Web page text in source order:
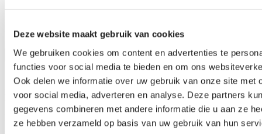
Deze website maakt gebruik van cookies
We gebruiken cookies om content en advertenties te
functies voor social media te bieden en om ons
Ook delen we informatie over uw gebruik van onze site met
voor social media, adverteren en analyse. Deze partners
gegevens combineren met andere informatie die u aan ze
ze hebben verzameld op basis van uw gebruik van hun
HARMONY 5845 R FR
Produktspezifikation herunterladen
Produktbeschreibung
Schwer entflammbarer Rollschirm zur Lichtzerstreuung und
Energieeinsparung
HARMONY 5845 R FR ist ein weißer Rollschirm mit einer
geschlossenen Struktur. Tagsüber wird das Sonnenlicht zur Kühlung